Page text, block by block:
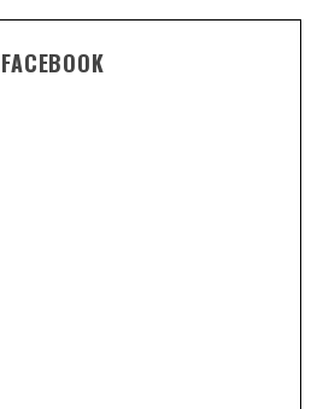
FACEBOOK